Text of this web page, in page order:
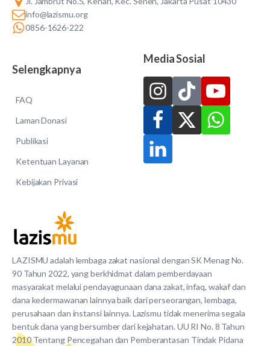
LAZISMU adalah lembaga zakat nasional dengan SK Menag No.
90 Tahun 2022, yang berkhidmat dalam pemberdayaan
masyarakat melalui pendayagunaan dana zakat, infaq, wakaf dan
dana kedermawanan lainnya baik dari perseorangan, lembaga,
perusahaan dan instansi lainnya. Lazismu tidak menerima segala
bentuk dana yang bersumber dari kejahatan. UU RI No. 8 Tahun
2010 Tentang Pencegahan dan Pemberantasan Tindak Pidana
info@lazismu.org
0856-1626-222
Selengkapnya
FAQ
Laman Donasi
Publikasi
Ketentuan Layanan
Kebijakan Privasi
Media Sosial